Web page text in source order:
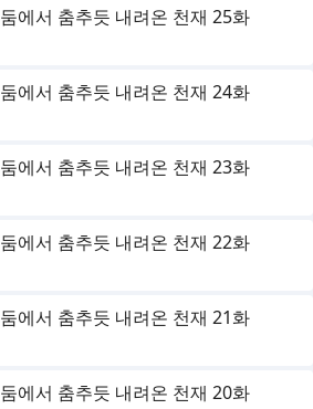
에서 춤추듯 내려온 천재 25화
에서 춤추듯 내려온 천재 24화
에서 춤추듯 내려온 천재 23화
에서 춤추듯 내려온 천재 22화
에서 춤추듯 내려온 천재 21화
에서 춤추듯 내려온 천재 20화